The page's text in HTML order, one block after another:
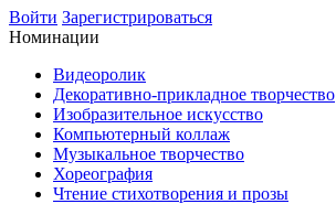
Войти Зарегистрироваться
Номинации
Видеоролик
Декоративно-прикладное творчество
Изобразительное искусство
Компьютерный коллаж
Музыкальное творчество
Хореография
Чтение стихотворения и прозы